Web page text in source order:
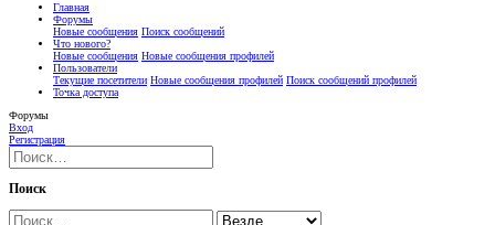
Главная
Форумы
Новые сообщения Поиск сообщений
Что нового?
Новые сообщения Новые сообщения профилей
Пользователи
Текущие посетители Новые сообщения профилей Поиск сообщений профилей
Точка доступа
Форумы
Вход
Регистрация
Поиск